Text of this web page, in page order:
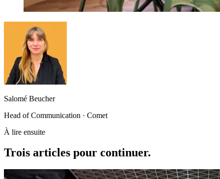
Salomé Beucher
Head of Communication · Comet
À lire ensuite
Trois articles pour continuer.